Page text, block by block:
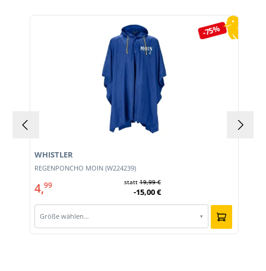
-75%
REGENPONCHO MOIN (W224239)
WHISTLER
4,99 statt19,99 €
-15,00 €
Größe wählen… ▾